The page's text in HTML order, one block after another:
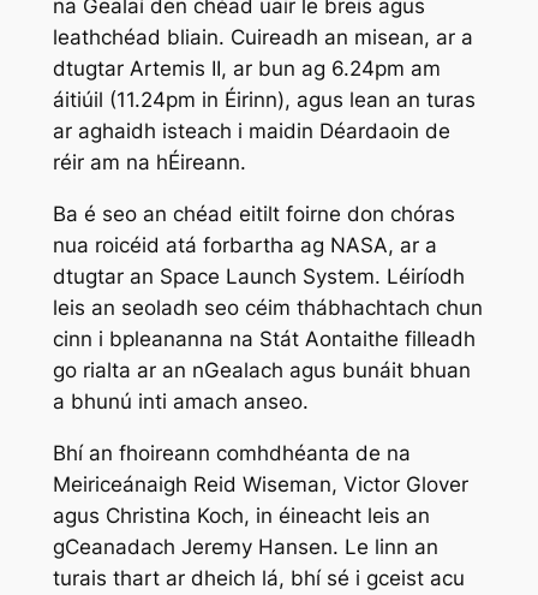
na Gealaí den chéad uair le breis agus
leathchéad bliain. Cuireadh an misean, ar a
dtugtar Artemis II, ar bun ag 6.24pm am
áitiúil (11.24pm in Éirinn), agus lean an turas
ar aghaidh isteach i maidin Déardaoin de
réir am na hÉireann.
Ba é seo an chéad eitilt foirne don chóras
nua roicéid atá forbartha ag NASA, ar a
dtugtar an Space Launch System. Léiríodh
leis an seoladh seo céim thábhachtach chun
cinn i bpleananna na Stát Aontaithe filleadh
go rialta ar an nGealach agus bunáit bhuan
a bhunú inti amach anseo.
Bhí an fhoireann comhdhéanta de na
Meiriceánaigh Reid Wiseman, Victor Glover
agus Christina Koch, in éineacht leis an
gCeanadach Jeremy Hansen. Le linn an
turais thart ar dheich lá, bhí sé i gceist acu